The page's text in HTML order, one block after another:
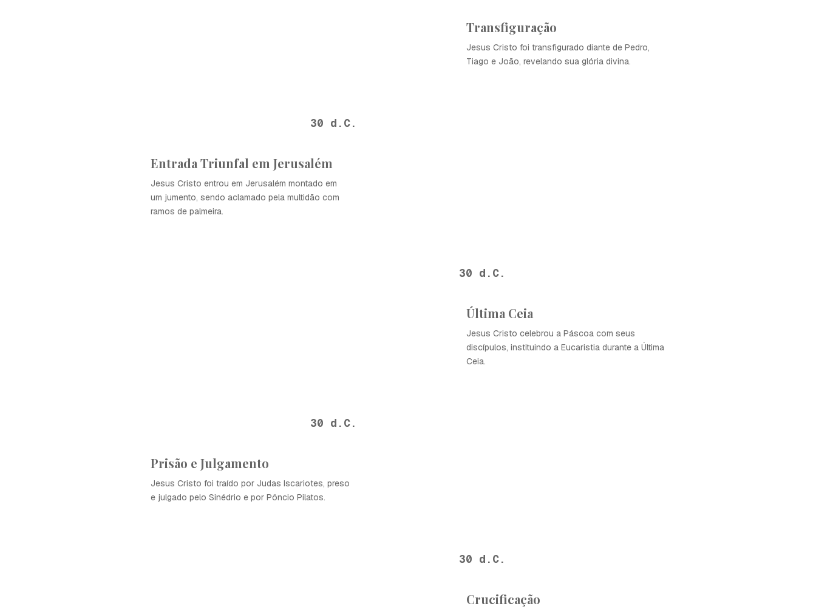
Transfiguração
Jesus Cristo foi transfigurado diante de Pedro,
Tiago e João, revelando sua glória divina.
30 d.C.
Entrada Triunfal em Jerusalém
Jesus Cristo entrou em Jerusalém montado em
um jumento, sendo aclamado pela multidão com
ramos de palmeira.
30 d.C.
Última Ceia
Jesus Cristo celebrou a Páscoa com seus
discípulos, instituindo a Eucaristia durante a Última
Ceia.
30 d.C.
Prisão e Julgamento
Jesus Cristo foi traído por Judas Iscariotes, preso
e julgado pelo Sinédrio e por Pôncio Pilatos.
30 d.C.
Crucificação